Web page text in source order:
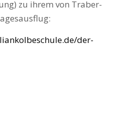
zu ihrem von Traber-
der-